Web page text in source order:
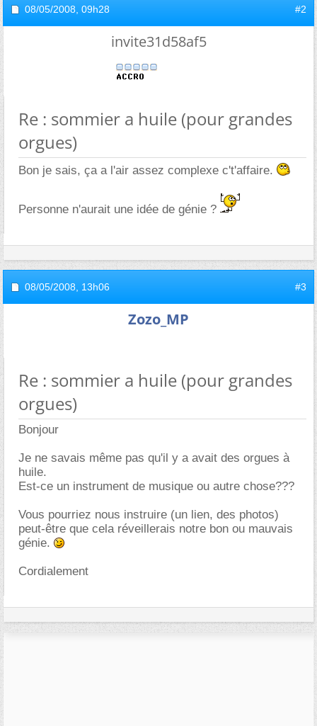
08/05/2008, 09h28 #2
invite31d58af5
Re : sommier a huile (pour grandes
orgues)
Bon je sais, ça a l'air assez complexe c't'affaire.
Personne n'aurait une idée de génie ?
08/05/2008, 13h06 #3
Zozo_MP
Re : sommier a huile (pour grandes
orgues)
Bonjour
Je ne savais même pas qu'il y a avait des orgues à
huile.
Est-ce un instrument de musique ou autre chose???
Vous pourriez nous instruire (un lien, des photos)
peut-être que cela réveillerais notre bon ou mauvais
génie.
Cordialement